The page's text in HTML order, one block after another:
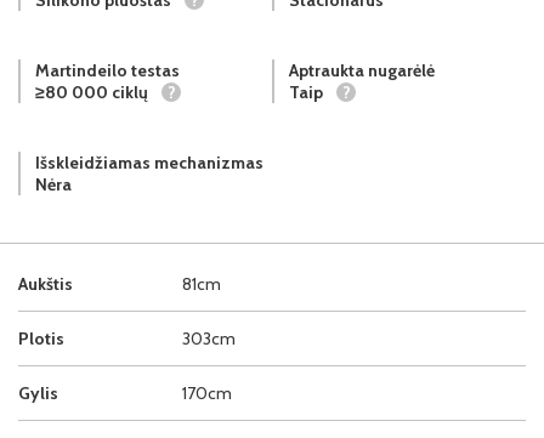
Aukštis 81cm
Plotis 303cm
Gylis 170cm
Martindeilo testas
≥80 000 ciklų
?
Aptraukta nugarėlė
Taip
?
Išskleidžiamas mechanizmas
Nėra